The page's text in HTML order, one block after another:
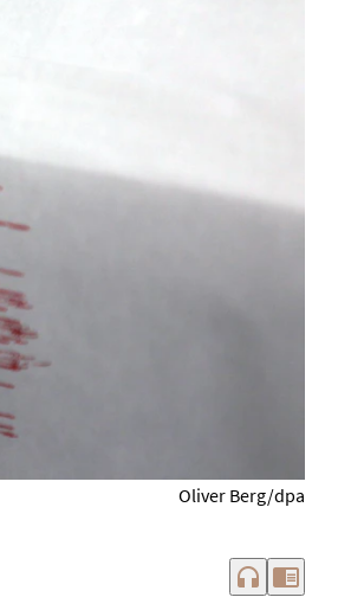
Oliver Berg/dpa
headphones chrome_reader_mode